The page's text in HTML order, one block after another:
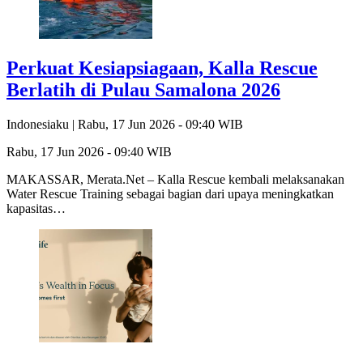
Perkuat Kesiapsiagaan, Kalla Rescue
Berlatih di Pulau Samalona 2026
Indonesiaku | Rabu, 17 Jun 2026 - 09:40 WIB
Rabu, 17 Jun 2026 - 09:40 WIB
MAKASSAR, Merata.Net – Kalla Rescue kembali melaksanakan
Water Rescue Training sebagai bagian dari upaya meningkatkan
kapasitas…